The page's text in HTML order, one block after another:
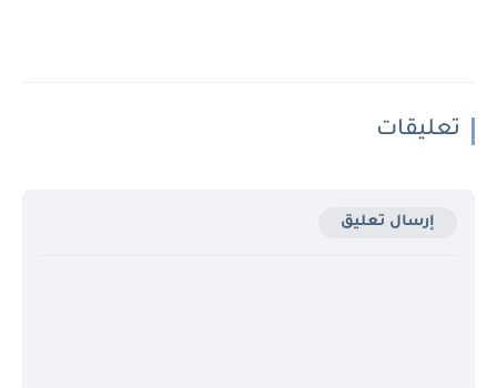
تعليقات
إرسال تعليق